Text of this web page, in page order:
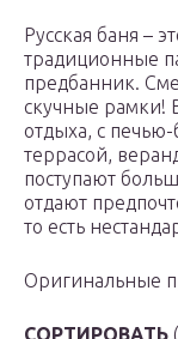
Русская баня –
традиционные
предбанник.
скучные рамки!
отдыха, с
террасой,
поступают
отдают
то есть
Оригинальные
СОРТИРОВАТЬ